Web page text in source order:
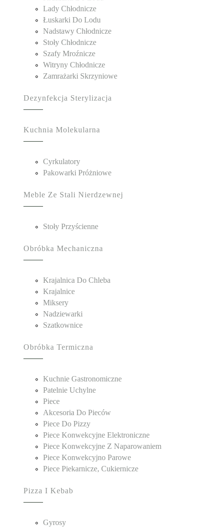
Lady Chłodnicze
Łuskarki Do Lodu
Nadstawy Chłodnicze
Stoły Chłodnicze
Szafy Mroźnicze
Witryny Chłodnicze
Zamrażarki Skrzyniowe
Dezynfekcja Sterylizacja
Kuchnia Molekularna
Cyrkulatory
Pakowarki Próżniowe
Meble Ze Stali Nierdzewnej
Stoły Przyścienne
Obróbka Mechaniczna
Krajalnica Do Chleba
Krajalnice
Miksery
Nadziewarki
Szatkownice
Obróbka Termiczna
Kuchnie Gastronomiczne
Patelnie Uchylne
Piece
Akcesoria Do Pieców
Piece Do Pizzy
Piece Konwekcyjne Elektroniczne
Piece Konwekcyjne Z Naparowaniem
Piece Konwekcyjno Parowe
Piece Piekarnicze, Cukiernicze
Pizza I Kebab
Gyrosy